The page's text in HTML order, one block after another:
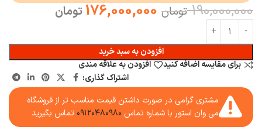
190,000,000 تومان 176,000,000 تومان
افزودن به سبد خرید
برای مقایسه اضافه کنید
افزودن به علاقه مندی
اشتراک گذاری:
مشتری گرامی در صورت داشتن قیمت مناسب تر از فروشگاه
می وان استور با شماره تماس ۰۹۱۲۰۴۸۰۹۸۰ تماس بگیرید